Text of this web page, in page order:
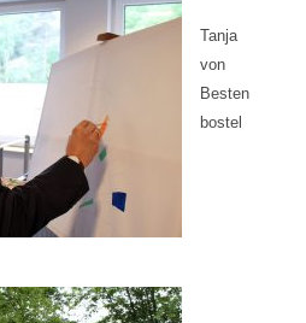
Tanja
von
Besten
bostel